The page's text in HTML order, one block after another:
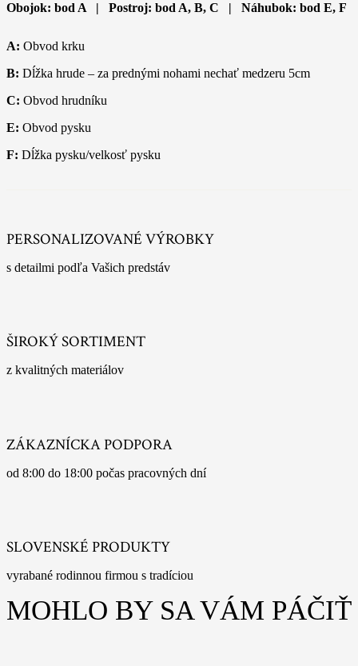
Obojok: bod A | Postroj: bod A, B, C | Náhubok: bod E, F
A: Obvod krku
B: Dĺžka hrude – za prednými nohami nechať medzeru 5cm
C: Obvod hrudníku
E: Obvod pysku
F: Dĺžka pysku/velkosť pysku
PERSONALIZOVANÉ VÝROBKY
s detailmi podľa Vašich predstáv
ŠIROKÝ SORTIMENT
z kvalitných materiálov
ZÁKAZNÍCKA PODPORA
od 8:00 do 18:00 počas pracovných dní
SLOVENSKÉ PRODUKTY
vyrabané rodinnou firmou s tradíciou
MOHLO BY SA VÁM PÁČIŤ